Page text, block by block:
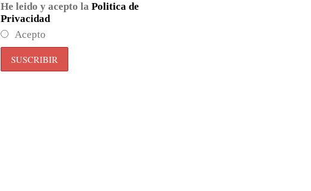
He leido y acepto la Politica de
Privacidad
Acepto